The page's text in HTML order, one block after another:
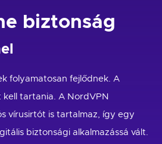
biztonság
folyamatosan fejlődnek. A
kell tartania. A NordVPN
vírusirtót is tartalmaz, így egy
biztonsági alkalmazássá vált.